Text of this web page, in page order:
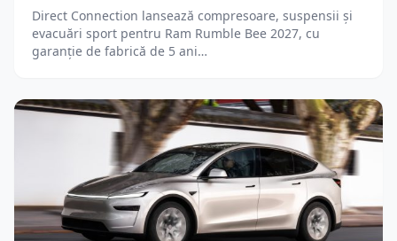
Direct Connection lansează compresoare, suspensii și
evacuări sport pentru Ram Rumble Bee 2027, cu
garanție de fabrică de 5 ani…